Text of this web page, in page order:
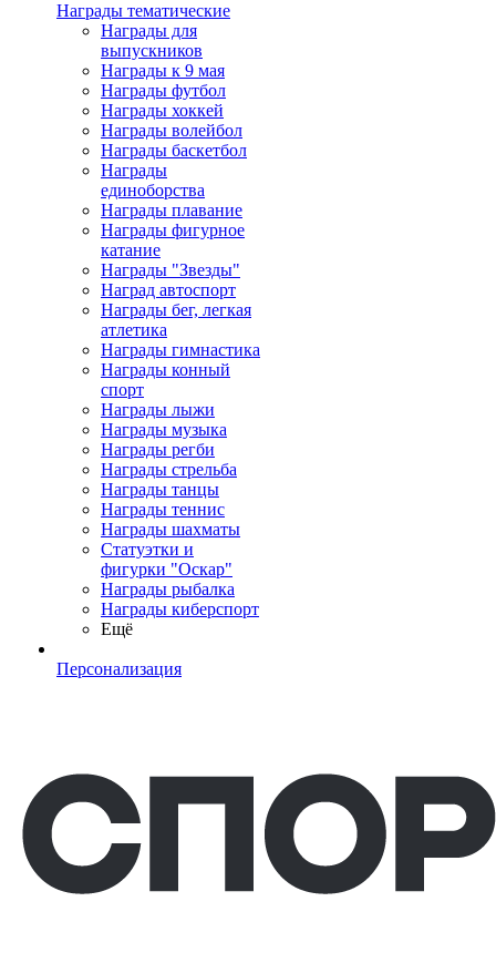
Награды тематические
Награды для
выпускников
Награды к 9 мая
Награды футбол
Награды хоккей
Награды волейбол
Награды баскетбол
Награды
единоборства
Награды плавание
Награды фигурное
катание
Награды "Звезды"
Наград автоспорт
Награды бег, легкая
атлетика
Награды гимнастика
Награды конный
спорт
Награды лыжи
Награды музыка
Награды регби
Награды стрельба
Награды танцы
Награды теннис
Награды шахматы
Статуэтки и
фигурки "Оскар"
Награды рыбалка
Награды киберспорт
Ещё
Персонализация